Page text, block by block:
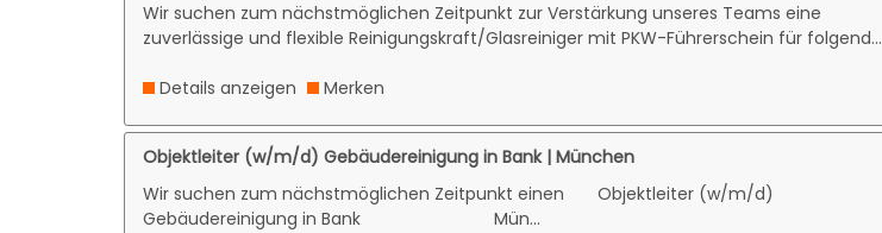
Wir suchen zum nächstmöglichen Zeitpunkt zur Verstärkung unseres Teams eine
zuverlässige und flexible Reinigungskraft/Glasreiniger mit PKW-Führerschein für folgend...
Details anzeigen Merken
Objektleiter (w/m/d) Gebäudereinigung in Bank | München
Wir suchen zum nächstmöglichen Zeitpunkt einen Objektleiter (w/m/d)
Gebäudereinigung in Bank Mün...